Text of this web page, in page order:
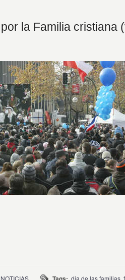
la Familia cristiana
NOTICIAS
dia de las familias,